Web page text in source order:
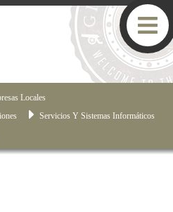
Locales
Servicios Y Sistemas Informáticos